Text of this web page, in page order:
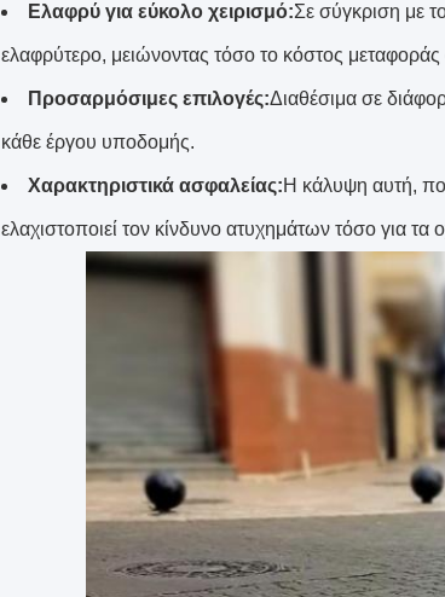
Ελαφρύ για εύκολο χειρισμό:Σε σύγκριση με
ελαφρύτερο, μειώνοντας τόσο το κόστος
Προσαρμόσιμες επιλογές:Διαθέσιμα σε
κάθε έργου υποδομής.
Χαρακτηριστικά ασφαλείας:Η κάλυψη αυτή,
ελαχιστοποιεί τον κίνδυνο ατυχημάτων τόσο για τα